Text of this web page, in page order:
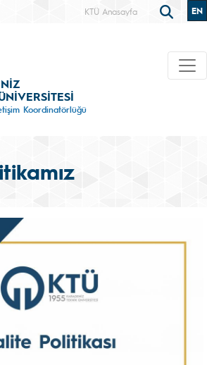
KTÜ Anasayfa EN
Koordinatörlüğü